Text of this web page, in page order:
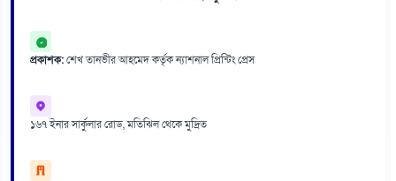
প্রকাশক:শেখ তানভীর আহমেদ কর্তৃক ন্যাশনাল প্রিন্টিং প্রেস
১৬৭ ইনার সার্কুলার রোড, মতিঝিল থেকে মুদ্রিত